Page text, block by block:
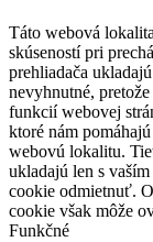
Táto webová
skúseností pri
prehliadača
nevyhnutné,
funkcií webovej
ktoré nám
webovú lokalitu.
ukladajú len s
cookie odmietnuť.
cookie však môže
Funkčné